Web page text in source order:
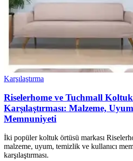
Karşılaştırma
Riselerhome ve Tuchmall
Karşılaştırması: Malzeme,
Memnuniyeti
İki popüler koltuk örtüsü markası
malzeme, uyum, temizlik ve kullanıcı
karşılaştırması.